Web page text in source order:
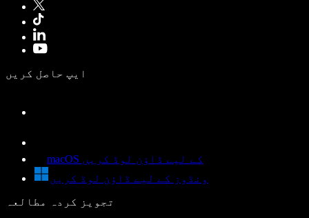
ایپ حاصل کریں
macOS کے لیے ڈاؤن لوڈ کریں
ونڈوز کے لیے ڈاؤن لوڈ کریں
تجویز کردہ مطالعہ